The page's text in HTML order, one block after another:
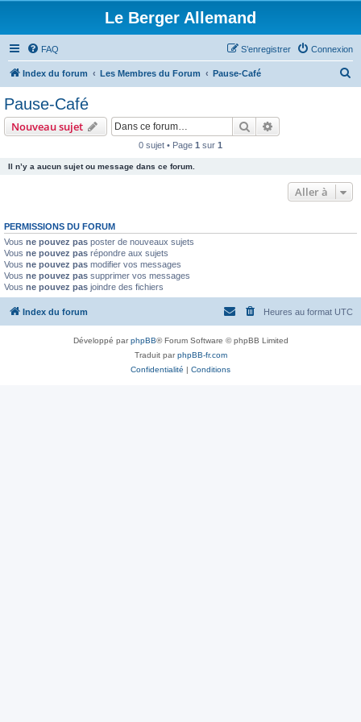
Le Berger Allemand
FAQ Connexion
S’enregistrer
Index du forum Les Membres du Forum Pause-Café
Pause-Café
Nouveau sujet Rechercher
0 sujet • Page 1 sur 1
Il n’y a aucun sujet ou message dans ce forum.
Aller à
PERMISSIONS DU FORUM
Vous ne pouvez pas poster de nouveaux sujets
Vous ne pouvez pas répondre aux sujets
Vous ne pouvez pas modifier vos messages
Vous ne pouvez pas supprimer vos messages
Vous ne pouvez pas joindre des fichiers
Index du forum Heures au format UTC
Développé parphpBB® Forum Software © phpBB Limited
Traduit parphpBB-fr.com
Confidentialité | Conditions